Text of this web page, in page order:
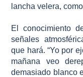
lancha velera,
El conocimiento
señales
que hará. “Yo por
mañana veo
demasiado blanco